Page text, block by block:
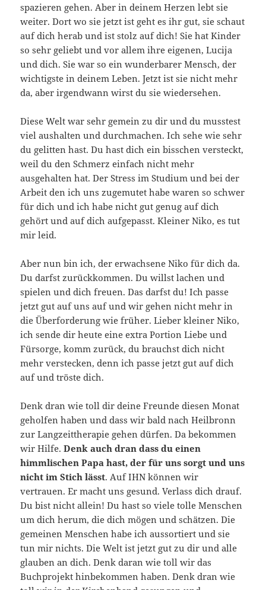
spazieren gehen. Aber in deinem Herzen lebt sie
weiter. Dort wo sie jetzt ist geht es ihr gut, sie schaut
auf dich herab und ist stolz auf dich! Sie hat Kinder
so sehr geliebt und vor allem ihre eigenen, Lucija
und dich. Sie war so ein wunderbarer Mensch, der
wichtigste in deinem Leben. Jetzt ist sie nicht mehr
da, aber irgendwann wirst du sie wiedersehen.
Diese Welt war sehr gemein zu dir und du musstest
viel aushalten und durchmachen. Ich sehe wie sehr
du gelitten hast. Du hast dich ein bisschen versteckt,
weil du den Schmerz einfach nicht mehr
ausgehalten hat. Der Stress im Studium und bei der
Arbeit den ich uns zugemutet habe waren so schwer
für dich und ich habe nicht gut genug auf dich
gehört und auf dich aufgepasst. Kleiner Niko, es tut
mir leid.
Aber nun bin ich, der erwachsene Niko für dich da.
Du darfst zurückkommen. Du willst lachen und
spielen und dich freuen. Das darfst du! Ich passe
jetzt gut auf uns auf und wir gehen nicht mehr in
die Überforderung wie früher. Lieber kleiner Niko,
ich sende dir heute eine extra Portion Liebe und
Fürsorge, komm zurück, du brauchst dich nicht
mehr verstecken, denn ich passe jetzt gut auf dich
auf und tröste dich.
Denk dran wie toll dir deine Freunde diesen Monat
geholfen haben und dass wir bald nach Heilbronn
zur Langzeittherapie gehen dürfen. Da bekommen
wir Hilfe.Denk auch dran dass du einen
himmlischen Papa hast, der für uns sorgt und uns
nicht im Stich lässt. Auf IHN können wir
vertrauen. Er macht uns gesund. Verlass dich drauf.
Du bist nicht allein! Du hast so viele tolle Menschen
um dich herum, die dich mögen und schätzen. Die
gemeinen Menschen habe ich aussortiert und sie
tun mir nichts. Die Welt ist jetzt gut zu dir und alle
glauben an dich. Denk daran wie toll wir das
Buchprojekt hinbekommen haben. Denk dran wie